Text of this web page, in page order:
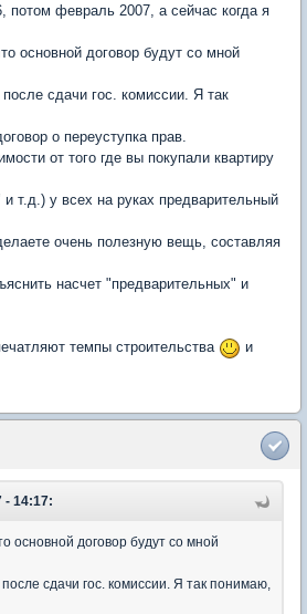
потом февраль 2007, а сейчас когда я
основной договор будут со мной
сдачи гос. комиссии. Я так
о переуступка прав.
от того где вы покупали квартиру
т.д.) у всех на руках предварительный
очень полезную вещь, составляя
насчет "предварительных" и
темпы строительства
и
- 14:17:
основной договор будут со мной
сдачи гос. комиссии. Я так понимаю,